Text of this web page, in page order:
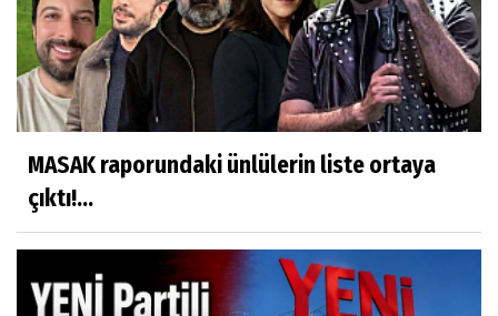
MASAK raporundaki ünlülerin liste ortaya
çıktı!...